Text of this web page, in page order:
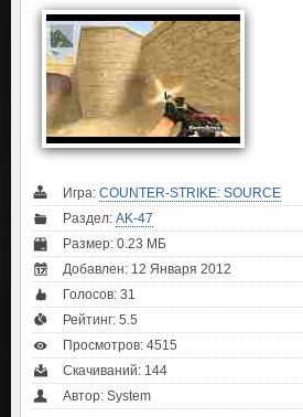
Игра: COUNTER-STRIKE: SOURCE
Раздел: AK-47
Размер: 0.23 МБ
Добавлен: 12 Января 2012
Голосов: 31
Рейтинг: 5.5
Просмотров: 4515
Скачиваний: 144
Автор: System